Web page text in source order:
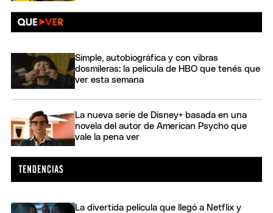
Simple, autobiográfica y con vibras
dosmileras: la película de HBO que tenés que
ver esta semana
La nueva serie de Disney+ basada en una
novela del autor de American Psycho que
vale la pena ver
La divertida película que llegó a Netflix y